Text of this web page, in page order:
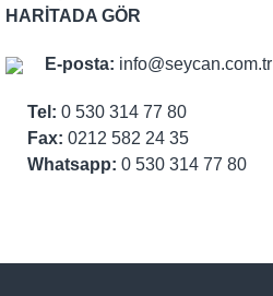
HARİTADA GÖR
E-posta: info@seycan.com.tr
Tel: 0 530 314 77 80
Fax: 0212 582 24 35
Whatsapp: 0 530 314 77 80